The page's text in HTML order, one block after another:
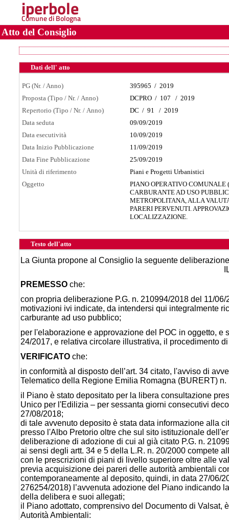
iperbole
Comune di Bologna
Atto del Consiglio
Dati dell' atto
PG (Nr. / Anno) 395965 / 2019
Proposta (Tipo / Nr. / Anno)
DCPRO / 107 / 2019
Repertorio (Tipo / Nr. / Anno)
DC / 91 / 2019
Data seduta
09/09/2019
Data esecutività
10/09/2019
Data Inizio Pubblicazione
11/09/2019
Data Fine Pubblicazione
25/09/2019
Unità di riferimento
Piani e Progetti Urbanistici
Oggetto
PIANO OPERATIVO
CARBURANTE AD USO
METROPOLITANA, ALLA
PARERI PERVENUTI.
LOCALIZZAZIONE.
Testo dell'atto
La Giunta propone al Consiglio la seguente deliberazione
PREMESSO che:
con propria deliberazione P.G. n. 210994/2018 del 11/
motivazioni ivi indicate, da intendersi qui integralmente
carburante ad uso pubblico;
per l'elaborazione e approvazione del POC in oggetto,
24/2017, e relativa circolare illustrativa, il procedimento
VERIFICATO che:
in conformità al disposto dell’art. 34 citato, l'avviso di
Telematico della Regione Emilia Romagna (BURERT) n.
il Piano è stato depositato per la libera consultazione
Unico per l'Edilizia – per sessanta giorni consecutivi
27/08/2018;
di tale avvenuto deposito è stata data informazione alla
presso l'Albo Pretorio oltre che sul sito istituzionale
deliberazione di adozione di cui al già citato P.G. n.
ai sensi degli artt. 34 e 5 della L.R. n. 20/2000 compete
con le prescrizioni di piani di livello superiore oltre alle
previa acquisizione dei pareri delle autorità ambientali
contemporaneamente al deposito, quindi, in data 27/06/
276254/2018) l’avvenuta adozione del Piano indicando
della delibera e suoi allegati;
il Piano adottato, comprensivo del Documento di Valsat,
Autorità Ambientali: